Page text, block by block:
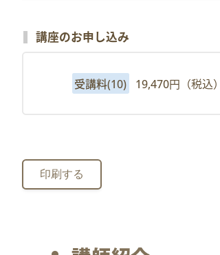
講座のお申し込み
受講料(10) 19,470円（税込）
印刷する